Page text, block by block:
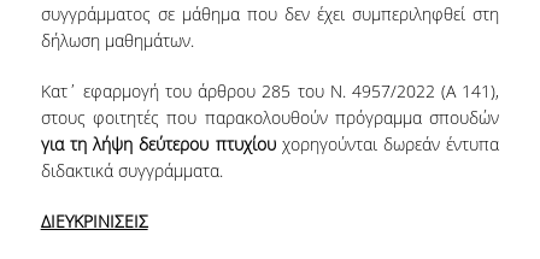
ΕΠΟΠΤΕΙΕΣ
ΕΠΙΚΟΙΝΩΝΙΑ
συγγράμματος σε μάθημα που δεν έχει συμπεριληφθεί στη
δήλωση μαθημάτων.
Κατ΄ εφαρμογή του άρθρου 285 του Ν. 4957/2022 (Α 141),
στους φοιτητές που παρακολουθούν πρόγραμμα σπουδών
για τη λήψη δεύτερου πτυχίουχορηγούνται δωρεάν έντυπα
διδακτικά συγγράμματα.
ΔΙΕΥΚΡΙΝΙΣΕΙΣ